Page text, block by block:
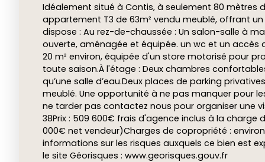
Idéalement situé à Contis, à seulement 80 mètres
appartement T3 de 63m² vendu meublé, offrant
dispose : Au rez-de-chaussée : Un salon-salle à
ouverte, aménagée et équipée. un wc et un accès
20 m² environ, équipée d'un store motorisé pour
toute saison.À l'étage : Deux chambres
qu’une salle d’eau.Deux places de parking
meublé. Une opportunité à ne pas manquer pour
ne tarder pas contactez nous pour organiser une
38Prix : 509 600€ frais d'agence inclus à la charge
000€ net vendeur)Charges de copropriété :
informations sur les risques auxquels ce bien est
le site Géorisques : www.georisques.gouv.fr